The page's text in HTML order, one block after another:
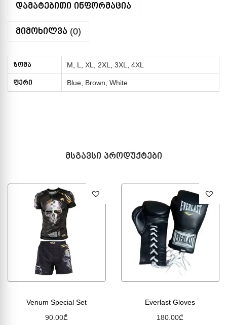
დამატებითი ინფორმაცია
მიმოხილვა (0)
ზომა M L XL 2XL 3XL 4XL
ფერი Blue Brown White
მსგავსი პროდუქტები
Venum Special Set
90.00₾
Everlast Gloves
180.00₾